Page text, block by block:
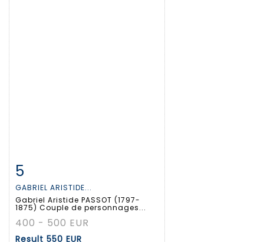
5
GABRIEL ARISTIDE...
Gabriel Aristide PASSOT (1797-
1875) Couple de personnages...
400 - 500 EUR
Result 550 EUR